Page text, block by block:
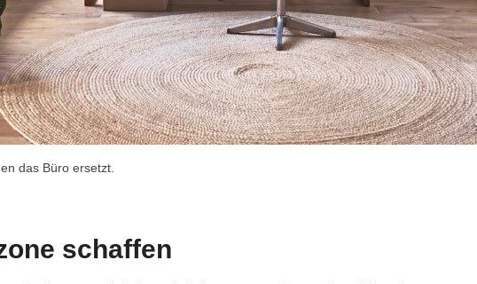
das Büro ersetzt.
schaffen